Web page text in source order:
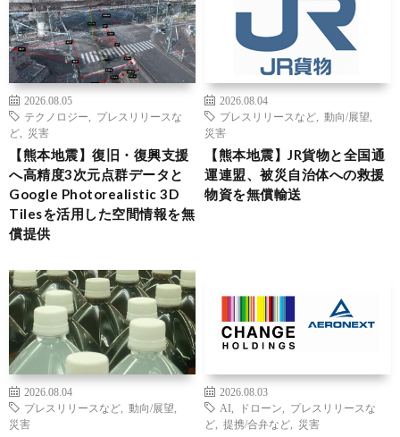
2026.08.05
テクノロジー
プレスリリースな
ど
災害
【熊本地震】復旧・復興支援
へ高精度3次元点群データと
Google Photorealistic 3D
Tilesを活用した空間情報を無
償提供
2026.08.04
プレスリリースなど
動向/展望
災害
【熊本地震】JR貨物と全国通
運連盟、被災自治体への救援
物資を無償輸送
2026.08.04
プレスリリースなど
動向/展望
災害
2026.08.03
AI
ドローン
プレスリリースな
ど
提携/合弁など 災害